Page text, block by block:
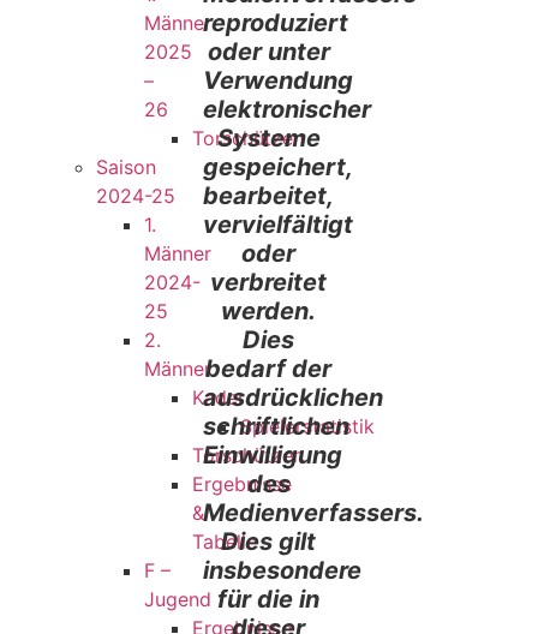
Männer
2025
–
26
Torschützen
Saison
2024-25
1.
Männer
2024-
25
2.
Männer
Kader
Spielerstatistik
Torschützen
Ergebnisse
&
Tabelle
F –
Jugend
Ergebnisse
reproduziert
oder unter
Verwendung
elektronischer
Systeme
gespeichert,
bearbeitet,
vervielfältigt
oder
verbreitet
werden.
Dies
bedarf der
ausdrücklichen
schriftlichen
Einwilligung
des
Medienverfassers.
Dies gilt
insbesondere
für die in
dieser